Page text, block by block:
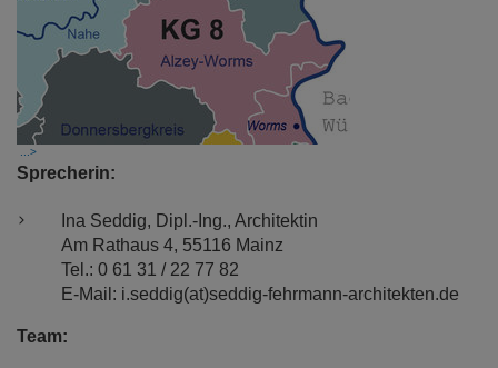
Sprecherin:
Ina Seddig, Dipl.-Ing., Architektin
Am Rathaus 4, 55116 Mainz
Tel.: 0 61 31 / 22 77 82
E-Mail: i.seddig(at)seddig-fehrmann-architekten.de
Team: